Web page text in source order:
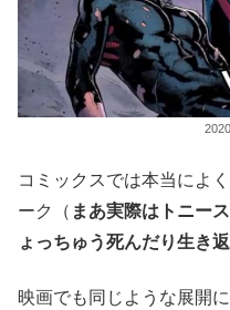
コミックスでは本当によ
ーク（ まあ実際はトニー
ょっちゅう死んだり生き
映画でも同じような展開